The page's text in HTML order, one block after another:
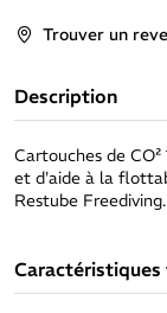
Trouver un
Description
Cartouches de
et d'aide à la
Restube Freediving.
Caractéristiques